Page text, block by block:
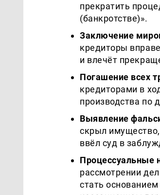
прекратить
(банкротстве)».
Заключение
кредиторы
и влечёт
Погашение всех
кредиторами в
производства по
Выявление
скрыл
ввёл суд в
Процессуальные
рассмотрении
стать